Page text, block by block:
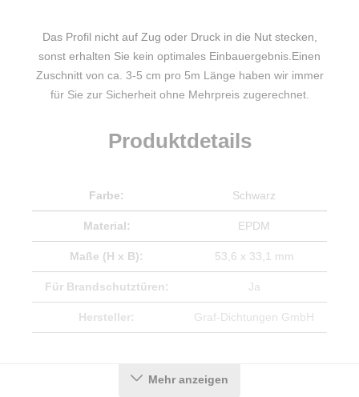
Das Profil nicht auf Zug oder Druck in die Nut stecken,
sonst erhalten Sie kein optimales Einbauergebnis.Einen
Zuschnitt von ca. 3-5 cm pro 5m Länge haben wir immer
für Sie zur Sicherheit ohne Mehrpreis zugerechnet.
Produktdetails
Farbe: Schwarz
Material: EPDM
Maße (H x B): 53,6 x 33,1 mm
Für Brandschutztüren: Ja
Hersteller: Graf-Dichtungen GmbH
Herstellerinformationen
Mehr anzeigen